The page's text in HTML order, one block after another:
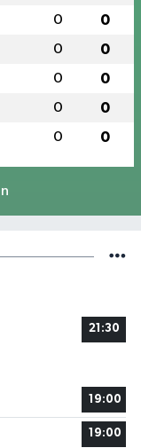
0 0
0 0
0 0
0 0
0 0
21:30
19:00
19:00